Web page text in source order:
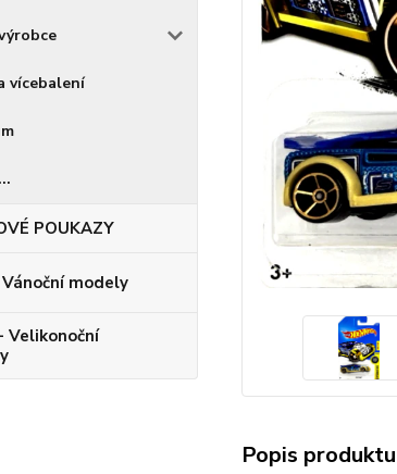
vícebalení
POUKAZY
Vánoční modely
Velikonoční
Popis produktu